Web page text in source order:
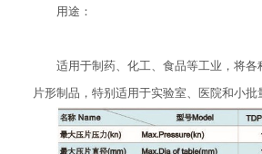
用途：
适用于制药、化工、食品等工业，将各
片形制品，特别适用于实验室、医院和小批